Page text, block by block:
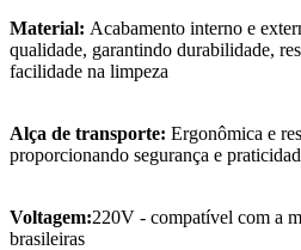
Material: Acabamento interno e
qualidade, garantindo durabilidade,
facilidade na limpeza
Alça de transporte: Ergonômica e
proporcionando segurança e
Voltagem:220V - compatível com a
brasileiras